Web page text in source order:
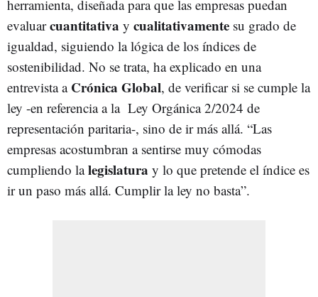
herramienta, diseñada para que las empresas puedan
evaluarcuantitativa y cualitativamente su grado de
igualdad, siguiendo la lógica de los índices de
sostenibilidad. No se trata, ha explicado en una
entrevista a Crónica Global, de verificar si se cumple la
ley -en referencia a la Ley Orgánica 2/2024 de
representación paritaria-, sino de ir más allá. “Las
empresas acostumbran a sentirse muy cómodas
cumpliendo lalegislatura y lo que pretende el índice es
ir un paso más allá. Cumplir la ley no basta”.